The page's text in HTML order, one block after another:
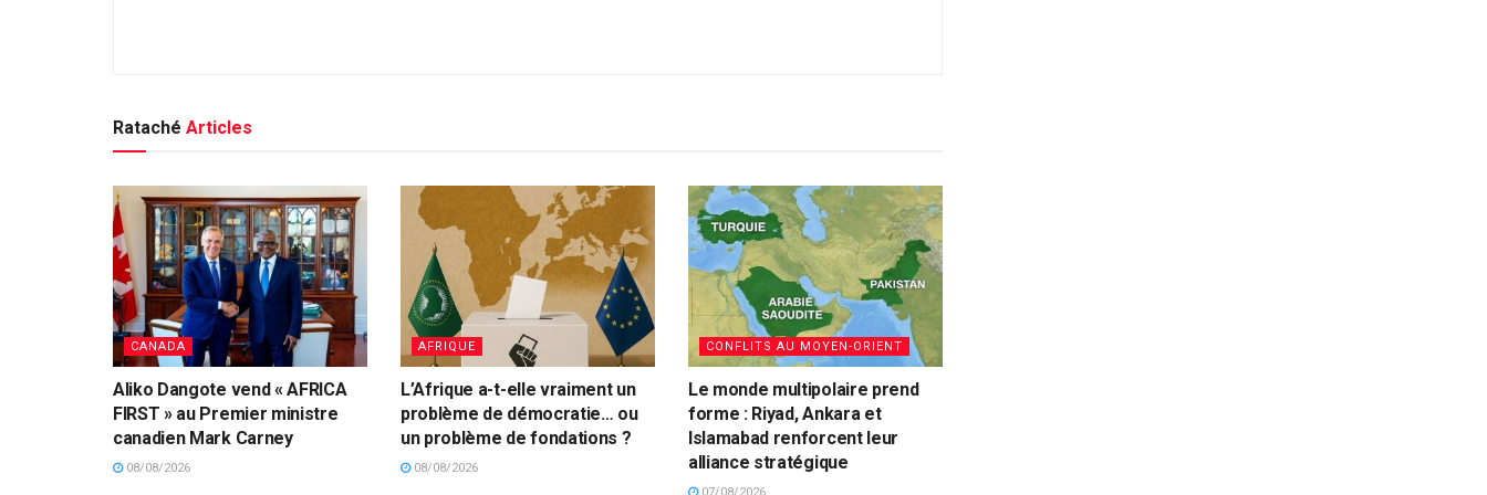
Rataché Articles
CANADA
Aliko Dangote vend « AFRICA
FIRST » au Premier ministre
canadien Mark Carney
08/08/2026
AFRIQUE
L’Afrique a-t-elle vraiment un
problème de démocratie… ou
un problème de fondations ?
08/08/2026
CONFLITS AU MOYEN-ORIENT
Le monde multipolaire prend
forme : Riyad, Ankara et
Islamabad renforcent leur
alliance stratégique